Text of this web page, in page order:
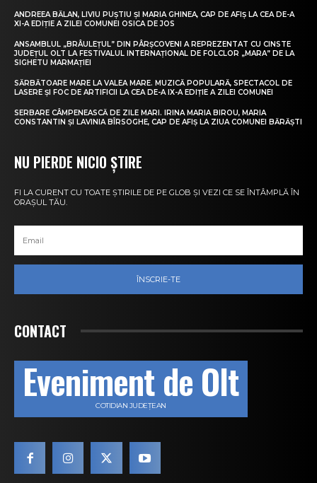
ANDREEA BĂLAN, LIVIU PUȘTIU ȘI MARIA GHINEA, CAP DE AFIȘ LA CEA DE-A
XI-A EDIȚIE A ZILEI COMUNEI OSICA DE JOS
ANSAMBLUL „BRÂULEȚUL” DIN PÂRȘCOVENI A REPREZENTAT CU CINSTE
JUDEȚUL OLT LA FESTIVALUL INTERNAȚIONAL DE FOLCLOR „MARA” DE LA
SIGHETU MARMAȚIEI
SĂRBĂTOARE MARE LA VALEA MARE. MUZICĂ POPULARĂ, SPECTACOL DE
LASERE ȘI FOC DE ARTIFICII LA CEA DE-A IX-A EDIȚIE A ZILEI COMUNEI
SERBARE CÂMPENEASCĂ DE ZILE MARI. IRINA MARIA BIROU, MARIA
CONSTANTIN ȘI LAVINIA BÎRSOGHE, CAP DE AFIȘ LA ZIUA COMUNEI BĂRĂȘTI
NU PIERDE NICIO ȘTIRE
FI LA CURENT CU TOATE ȘTIRILE DE PE GLOB ȘI VEZI CE SE ÎNTÂMPLĂ ÎN
ORAȘUL TĂU.
ÎNSCRIE-TE
CONTACT
Eveniment de Olt
COTIDIAN JUDEȚEAN